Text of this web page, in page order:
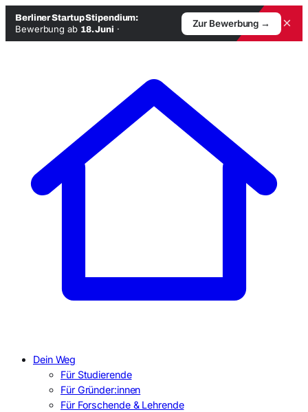
Berliner Startup Stipendium:
Bewerbung ab 18. Juni ·
Zur Bewerbung → ×
Dein Weg
Für Studierende
Für Gründer:innen
Für Forschende & Lehrende